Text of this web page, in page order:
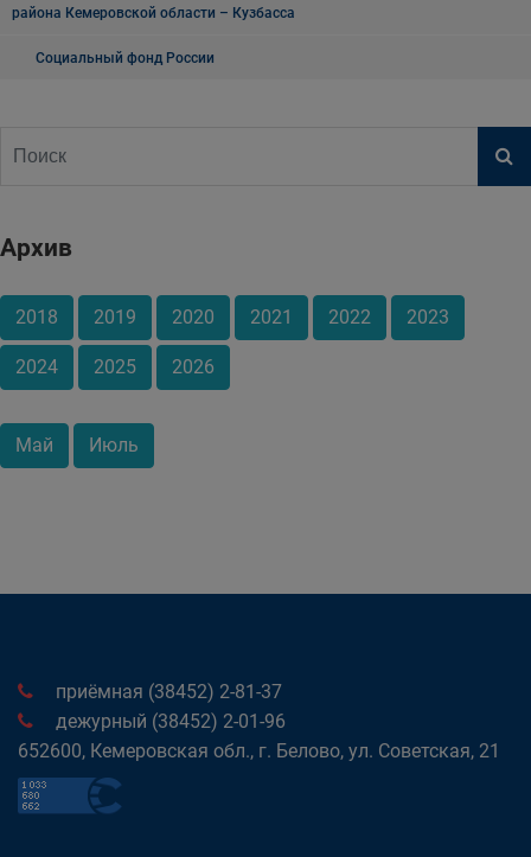
района Кемеровской области – Кузбасса
Социальный фонд России
Архив
2018 2019 2020 2021 2022 2023
2024 2025 2026
Май Июль
приёмная (38452) 2-81-37
дежурный (38452) 2-01-96
652600, Кемеровская обл., г. Белово, ул. Советская, 21